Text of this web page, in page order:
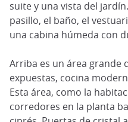
suite y una vista del
pasillo, el baño, el
una cabina húmeda con
Arriba es un área grande
expuestas, cocina
Esta área, como la
corredores en la planta